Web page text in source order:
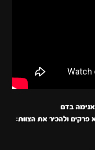
בדם
פרקים ולהכיר את הצוות: